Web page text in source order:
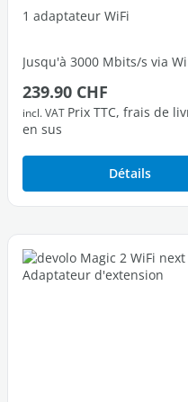
1 adaptateur WiFi
Jusqu'à 3000 Mbits/s via
2 ports Ethernet Gigabit
Prix régulier :
239.90 CHF
incl. VAT Prix TTC, frais de
en sus
Détails